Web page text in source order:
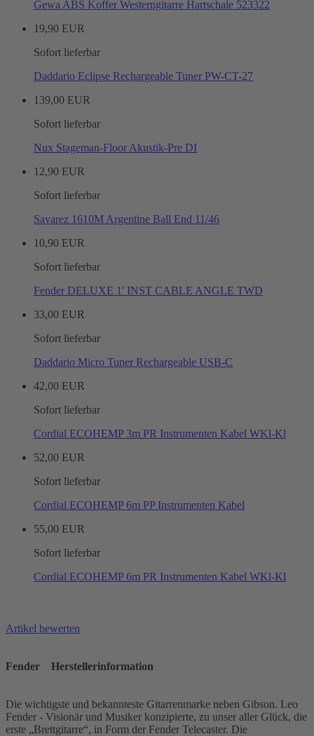
Gewa ABS Koffer Westerngitarre Hartschale 523322
19,90 EUR
Sofort lieferbar
Daddario Eclipse Rechargeable Tuner PW-CT-27
139,00 EUR
Sofort lieferbar
Nux Stageman-Floor Akustik-Pre DI
12,90 EUR
Sofort lieferbar
Savarez 1610M Argentine Ball End 11/46
10,90 EUR
Sofort lieferbar
Fender DELUXE 1' INST CABLE ANGLE TWD
33,00 EUR
Sofort lieferbar
Daddario Micro Tuner Rechargeable USB-C
42,00 EUR
Sofort lieferbar
Cordial ECOHEMP 3m PR Instrumenten Kabel WKl-Kl
52,00 EUR
Sofort lieferbar
Cordial ECOHEMP 6m PP Instrumenten Kabel
55,00 EUR
Sofort lieferbar
Cordial ECOHEMP 6m PR Instrumenten Kabel WKl-Kl
Artikel bewerten
Fender Herstellerinformation
Die wichtigste und bekannteste Gitarrenmarke neben Gibson. Leo
Fender - Visionär und Musiker konzipierte, zu unser aller Glück, die
erste „Brettgitarre“, in Form der Fender Telecaster. Die